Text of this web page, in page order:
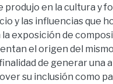
produjo en la cultura y
y las influencias que
la exposición de
el origen del
de generar una
su inclusión como